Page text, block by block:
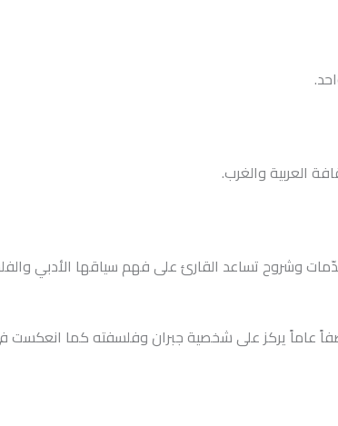
العربية والغرب.
وشروح تساعد القارئ على فهم سياقها الأدبي
وصفاً عاماً يركز على شخصية جبران وفلسفته كما